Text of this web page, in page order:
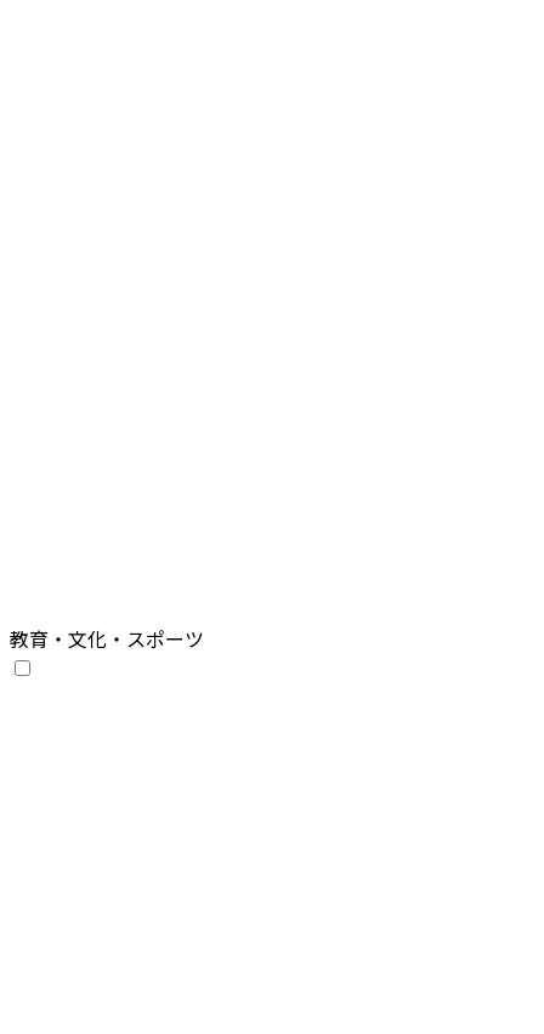
教育・文化・スポーツ